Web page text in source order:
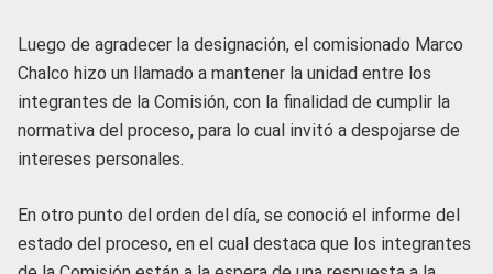
Luego de agradecer la designación, el comisionado Marco
Chalco hizo un llamado a mantener la unidad entre los
integrantes de la Comisión, con la finalidad de cumplir la
normativa del proceso, para lo cual invitó a despojarse de
intereses personales.
En otro punto del orden del día, se conoció el informe del
estado del proceso, en el cual destaca que los integrantes